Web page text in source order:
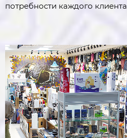
потребности каждого клиента